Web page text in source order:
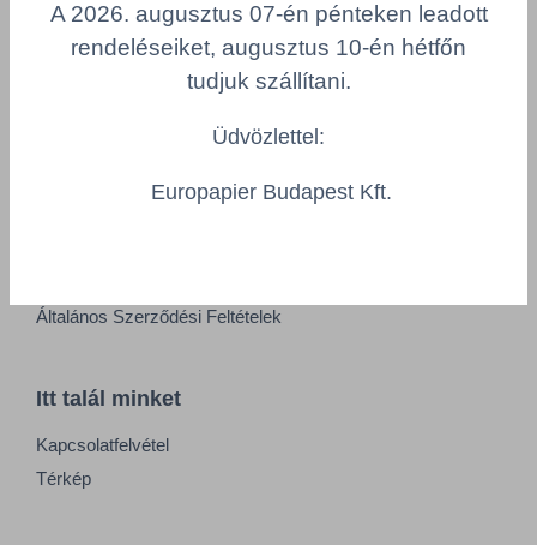
Adatkezelési tájékoztató
Alapvető munkaügyi szabályok
Visszaélés-bejelentés
Információk
Általános Szerződési Feltételek
Itt talál minket
Kapcsolatfelvétel
Térkép
A 2026. augusztus 07-én pénteken leadott
rendeléseiket, augusztus 10-én hétfőn
tudjuk szállítani.
Üdvözlettel:
Europapier Budapest Kft.